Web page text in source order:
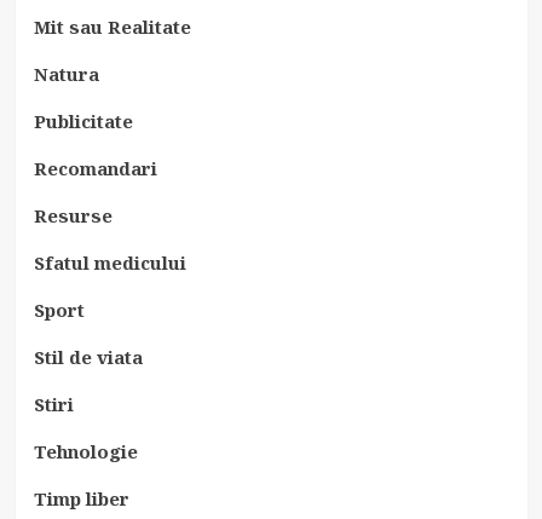
Mit sau Realitate
Natura
Publicitate
Recomandari
Resurse
Sfatul medicului
Sport
Stil de viata
Stiri
Tehnologie
Timp liber